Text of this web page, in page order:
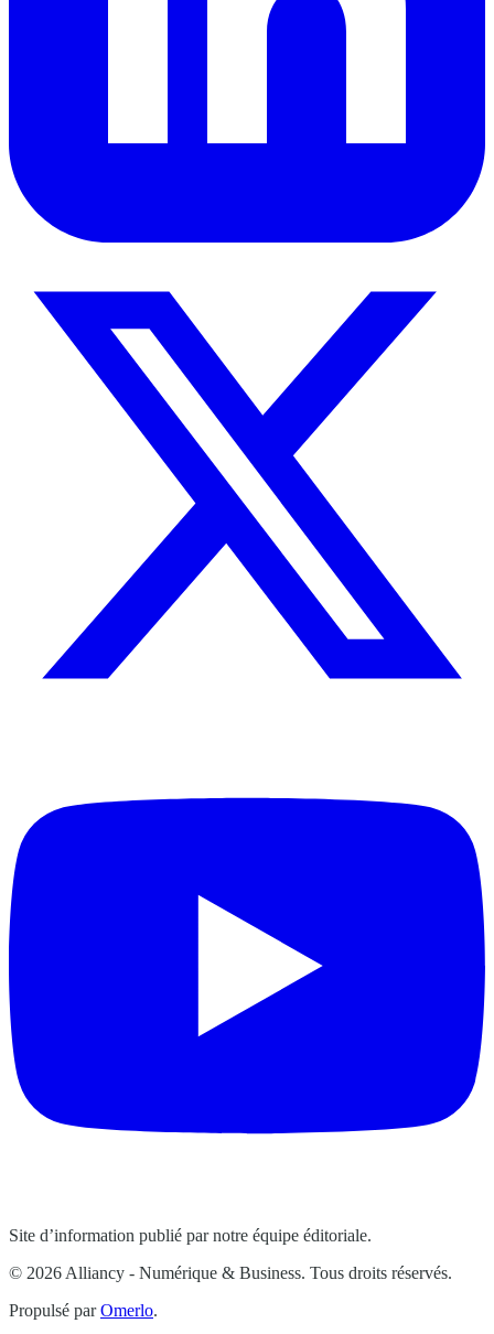
Site d’information publié par notre équipe éditoriale.
© 2026 Alliancy - Numérique & Business. Tous droits réservés.
Propulsé parOmerlo.